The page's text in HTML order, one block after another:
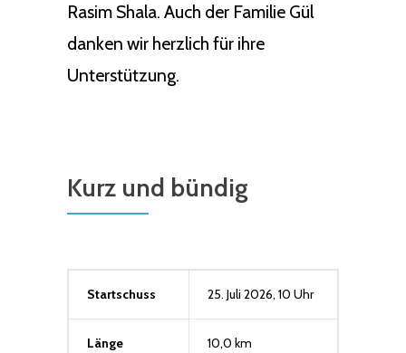
Rasim Shala. Auch der Familie Gül
danken wir herzlich für ihre
Unterstützung.
Kurz und bündig
Startschuss 25. Juli 2026, 10 Uhr
Länge 10,0 km